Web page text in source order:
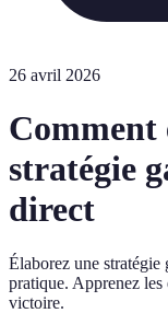
26 avril 2026
Comment
stratégie
direct
Élaborez une
pratique. Apprenez les
victoire.